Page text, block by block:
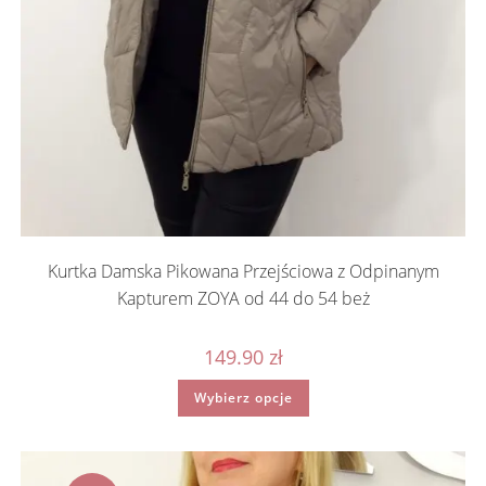
Kurtka Damska Pikowana Przejściowa z Odpinanym
Kapturem ZOYA od 44 do 54 beż
149.90 zł
Wybierz opcje
Ten
ma
Opcje
można